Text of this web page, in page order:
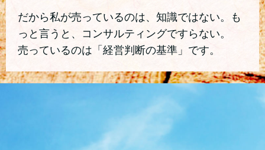
だから私が売っているのは、知識ではない。も
っと言うと、コンサルティングですらない。
売っているのは「経営判断の基準」です。